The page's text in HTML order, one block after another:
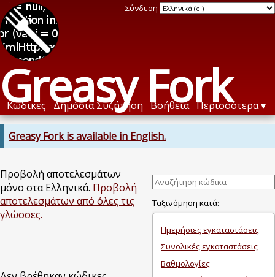
Greasy Fork
Σύνδεση
Κώδικες Δημόσια Συζήτηση Βοήθεια Περισσότερα
Greasy Fork is available in English.
Προβολή αποτελεσμάτων
μόνο στα Ελληνικά. Προβολή
αποτελεσμάτων από όλες τις
γλώσσες.
Ταξινόμηση κατά:
Ημερήσιες εγκαταστάσεις
Συνολικές εγκαταστάσεις
Βαθμολογίες